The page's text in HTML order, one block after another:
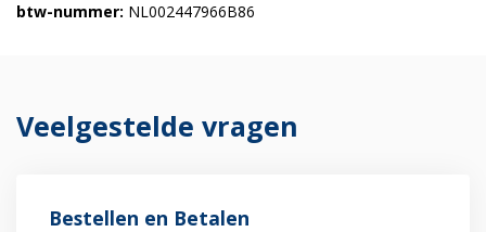
btw-nummer: NL002447966B86
Veelgestelde vragen
Bestellen en Betalen